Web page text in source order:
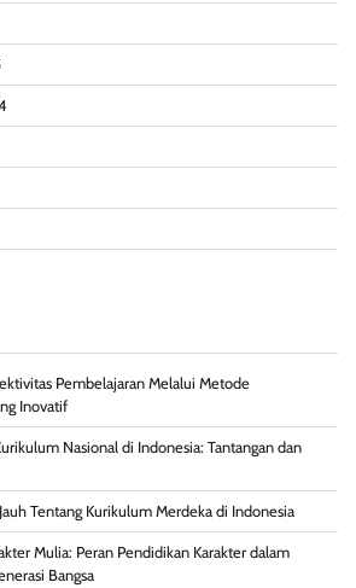
Pembelajaran Melalui Metode
Inovatif
Nasional di Indonesia: Tantangan dan
Tentang Kurikulum Merdeka di Indonesia
Mulia: Peran Pendidikan Karakter dalam
Bangsa